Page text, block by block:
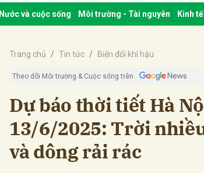
Nước và cuộc sống Môi trường - Tài nguyên Kinh
Trang chủ Tin tức Biến đổi khí hậu
Theo dõi Môi trường & Cuộc sống trên
Dự báo thời tiết Hà
13/6/2025: Trời
và dông rải rác